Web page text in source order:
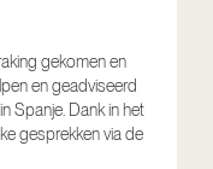
gekomen en
en geadviseerd
Spanje. Dank in het
gesprekken via de